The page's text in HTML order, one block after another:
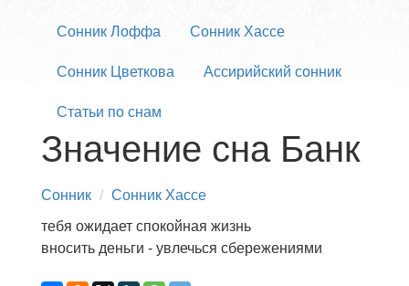
Сонник Лоффа Сонник Хассе
Сонник Цветкова Ассирийский сонник
Статьи по снам
Значение сна Банк
Сонник
Сонник Хассе
тебя ожидает спокойная жизнь
вносить деньги - увлечься сбережениями